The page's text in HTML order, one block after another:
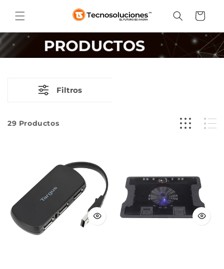
directamente
al contenido
Carrito
Filtros
29 Productos